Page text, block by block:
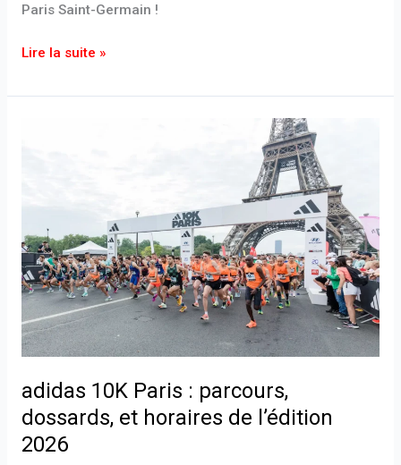
Paris Saint-Germain !
Lire la suite »
adidas 10K Paris : parcours,
dossards, et horaires de l’édition
2026
dossards,
et
horaires
l’édition
2026